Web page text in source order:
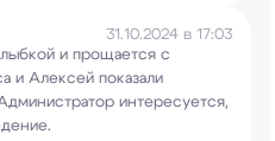
31.10.2024 в 17:03
и прощается с
и Алексей показали
интересуется,